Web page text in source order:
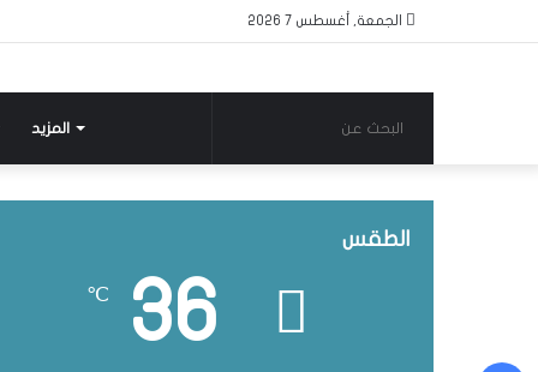
الجمعة, أغسطس 7 2026
المزيد البحث
عن
الطقس
36
℃
فيسبوك